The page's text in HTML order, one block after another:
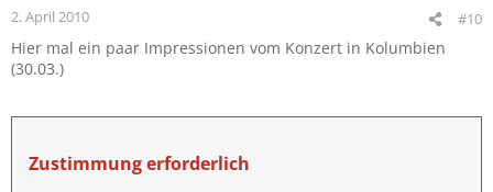
2. April 2010 #10
Hier mal ein paar Impressionen vom Konzert in Kolumbien
(30.03.)
Zustimmung erforderlich